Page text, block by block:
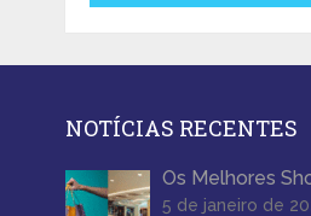
NOTÍCIAS RECENTES
Os Melhores
5 de janeiro de